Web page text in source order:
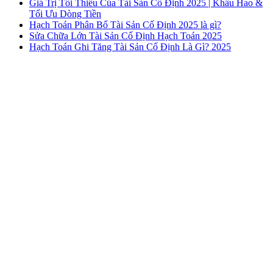
Giá Trị Tối Thiểu Của Tài Sản Cố Định 2025 | Khấu Hao &
Tối Ưu Dòng Tiền
Hạch Toán Phân Bổ Tài Sản Cố Định 2025 là gì?
Sửa Chữa Lớn Tài Sản Cố Định Hạch Toán 2025
Hạch Toán Ghi Tăng Tài Sản Cố Định Là Gì? 2025